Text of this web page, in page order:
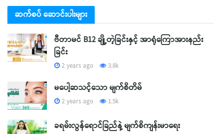
ဆက်စပ် ဆောင်းပါးများ
ဗီတာမင် B12 ချို့တဲ့ခြင်းနှင့် အာရုံကြောအားနည်း
ခြင်း
2 years ago 3.8k
မပေါ့ဆသင့်သော မျက်စိတိမ်
2 years ago 1.5k
ခရမ်းလွန်ရောင်ခြည်နဲ့ မျက်စိကျန်းမာရေး